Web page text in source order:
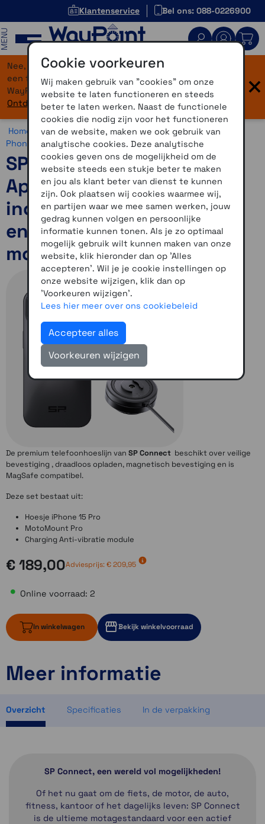
Klantenservice Bel ons: 088-0226900
Nee, je bent niet verdwaald! Onze website heeft
een flinke upgrade gekregen. Dezelfde vertrouwde
WayPoint-service, maar dan in een modern jasje.
Ontdek hier wat er allemaal nieuw is.
×
Home >Motor >Smartphone > SP Connect >SP Connect
Phone Case >SP Connect Phone Case Apple
SP Connect Phone Case
Apple iPhone 15 Pro
inclusief Moto Mount Pro
en charging antivibratie
module
De premium telefoonhoeslijn van SP Connect beschikt over veilige
bevestiging , draadloos opladen, magnetisch bevestiging en is
MagSafe compatibel.
Deze set bestaat uit:
Hoesje iPhone 15 Pro
MotoMount Pro
Charging Anti-vibratie module
€ 189,00Adviesprijs:€ 209,95
Online voorraad: 2
In winkelwagen Bekijk winkelvoorraad
2 op voorraad
2 op voorraad
Meer informatie
Overzicht Specificaties In de verpakking
SP Connect, een wereld vol mogelijkheden!
Of het nu gaat om de fiets, de motor, de auto,
fitness, kantoor of het dagelijks leven: SP Connect
is de ultieme motagestandaard voor een actief
Cookie voorkeuren
Wij maken gebruik van "cookies" om onze
website te laten functioneren en steeds
beter te laten werken. Naast de functionele
cookies die nodig zijn voor het functioneren
van de website, maken we ook gebruik van
analytische cookies. Deze analytische
cookies geven ons de mogelijkheid om de
website steeds een stukje beter te maken
en jou als klant beter van dienst te kunnen
zijn. Ook plaatsen wij cookies waarmee wij,
en partijen waar we mee samen werken, jouw
gedrag kunnen volgen en persoonlijke
informatie kunnen tonen. Als je zo optimaal
mogelijk gebruik wilt kunnen maken van onze
website, klik hieronder dan op 'Alles
accepteren'. Wil je je cookie instellingen op
onze website wijzigen, klik dan op
'Voorkeuren wijzigen'.
Lees hier meer over ons cookiebeleid
Accepteer alles
Voorkeuren wijzigen